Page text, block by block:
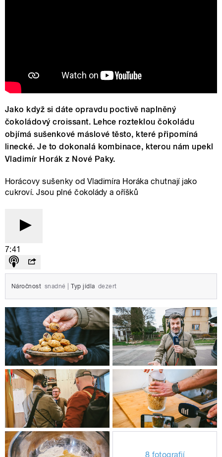
Jako když si dáte opravdu poctivě naplněný
čokoládový croissant. Lehce rozteklou čokoládu
objímá sušenkové máslové těsto, které připomíná
linecké. Je to dokonalá kombinace, kterou nám upekl
Vladimír Horák z Nové Paky.
Horácovy sušenky od Vladimíra Horáka chutnají jako
cukroví. Jsou plné čokolády a oříšků
7:41
Náročnost snadné Typ jídla dezert
8 fotografií